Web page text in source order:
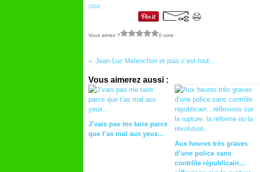
2002
Vous aimez ? 0 vote
Jean-Luc Mélenchon et puis c’est tout….
Vous aimerez aussi :
J’vais pas me taire parce
que t’as mal aux yeux...
Aux heures très graves
d’une police sans
contrôle républicain…